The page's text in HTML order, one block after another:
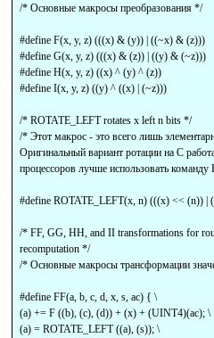
/* Основные макросы преобразования */
#define F(x, y, z) (((x) & (y)) | ((~x) & (z)))
#define G(x, y, z) (((x) & (z)) | ((y) & (~z)))
#define H(x, y, z) ((x) ^ (y) ^ (z))
#define I(x, y, z) ((y) ^ ((x) | (~z)))
/* ROTATE_LEFT rotates x left n bits */
/* Этот макрос - это всего лишь
Оригинальный вариант ротации на С
процессоров лучше использовать
#define ROTATE_LEFT(x, n) (((x) << (n)) |
/* FF, GG, HH, and II transformations for
recomputation */
/* Основные макросы трансформации
#define FF(a, b, c, d, x, s, ac) { \
(a) += F ((b), (c), (d)) + (x) + (UINT4)(ac); \
(a) = ROTATE_LEFT ((a), (s)); \